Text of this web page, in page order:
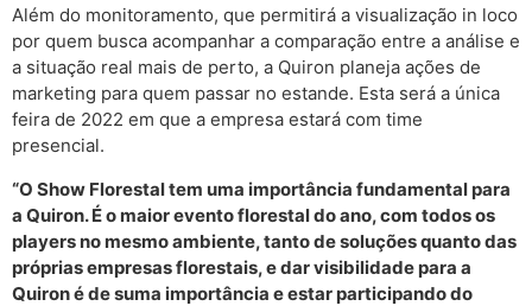
Além do monitoramento, que permitirá a visualização in loco
por quem busca acompanhar a comparação entre a análise e
a situação real mais de perto, a Quiron planeja ações de
marketing para quem passar no estande. Esta será a única
feira de 2022 em que a empresa estará com time
presencial.
“O Show Florestal tem uma importância fundamental para
a Quiron. É o maior evento florestal do ano, com todos os
players no mesmo ambiente, tanto de soluções quanto das
próprias empresas florestais, e dar visibilidade para a
Quiron é de suma importância e estar participando do